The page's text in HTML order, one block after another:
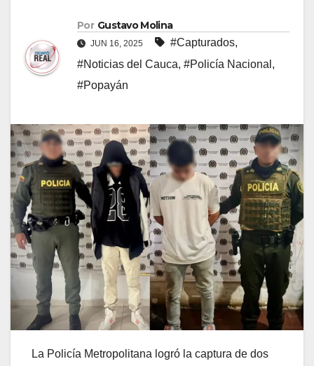
Por Gustavo Molina
JUN 16, 2025 #Capturados,
#Noticias del Cauca, #Policía Nacional ,
#Popayán
La Policía Metropolitana logró la captura de dos